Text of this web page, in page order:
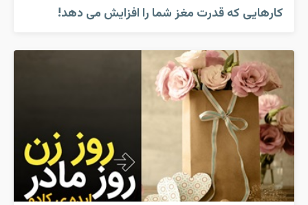
کارهایی که قدرت مغز شما را افزایش می دهد!